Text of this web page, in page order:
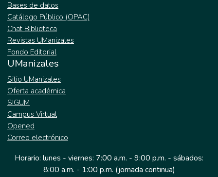
Bases de datos
Catálogo Público (OPAC)
Chat Biblioteca
Revistas UManizales
Fondo Editorial
UManizales
Sitio UManizales
Oferta académica
SIGUM
Campus Virtual
Opened
Correo electrónico
Horario: lunes - viernes: 7:00 a.m. - 9:00 p.m. - sábados:
8:00 a.m. - 1:00 p.m. (jornada continua)